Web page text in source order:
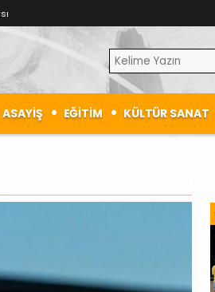
ASAYİŞ EĞİTİM KÜLTÜR SANAT